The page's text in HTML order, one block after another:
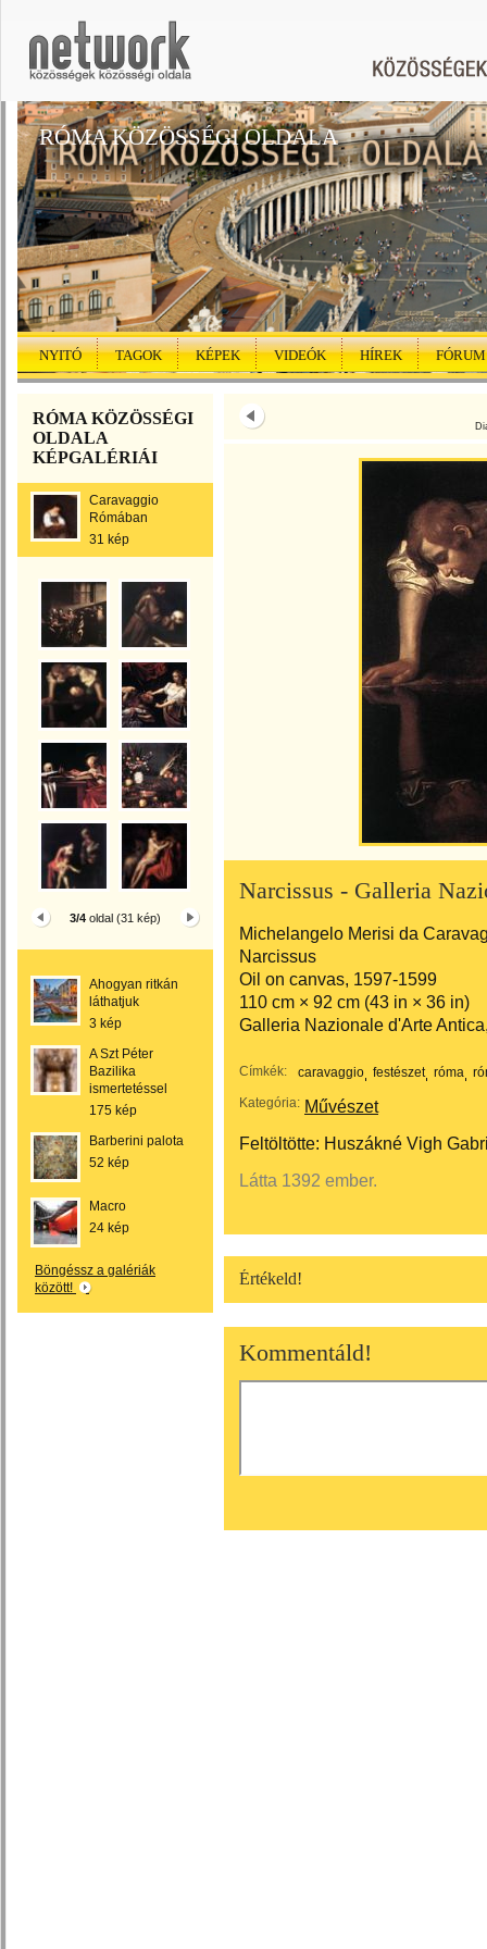
RÓMA KÖZÖSSÉGI OLDALA
NYITÓ TAGOK KÉPEK VIDEÓK HÍREK FÓRUM
RÓMA KÖZÖSSÉGI
OLDALA
KÉPGALÉRIÁI
Caravaggio
Rómában
31 kép
3/4 oldal (31 kép)
Ahogyan ritkán
láthatjuk
3 kép
A Szt Péter
Bazilika
ismertetéssel
175 kép
Barberini palota
52 kép
Macro
24 kép
Böngéssz a galériák
között!
Narcissus - Galleria
Michelangelo Merisi da
Narcissus
Oil on canvas, 1597-1599
110 cm × 92 cm (43 in × 36 in)
Galleria Nazionale d'Arte
Címkék: caravaggio festészet róma
Kategória: Művészet
Feltöltötte: Huszákné Vigh
Látta 1392 ember.
Értékeld!
Kommentáld!